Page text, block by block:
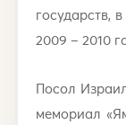
государств,
2009 – 2010
Посол
мемориал